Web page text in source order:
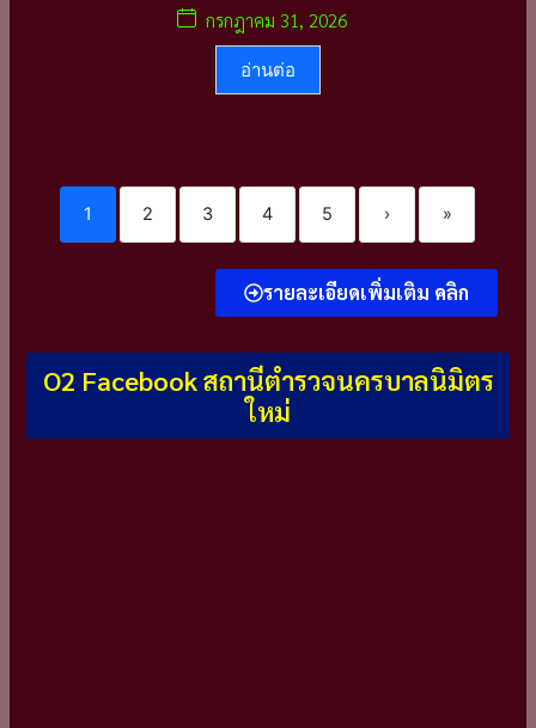
กรกฎาคม 31, 2026
อ่านต่อ
1 2 3 4 5 › »
รายละเอียดเพิ่มเติม คลิก
O2 Facebook สถานีตำรวจนครบาลนิมิตร
ใหม่